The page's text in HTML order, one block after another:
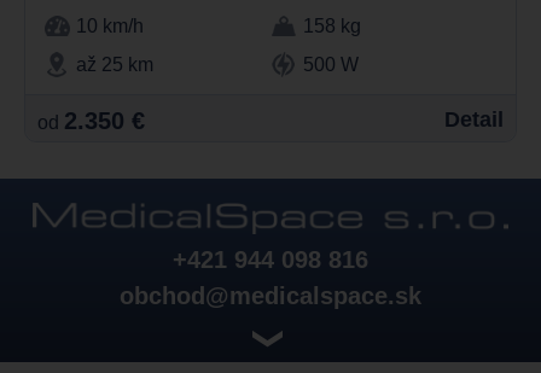
10 km/h
158 kg
až 25 km
500 W
od 2.350 € Detail
+421 944 098 816
obchod@medicalspace.sk
❯